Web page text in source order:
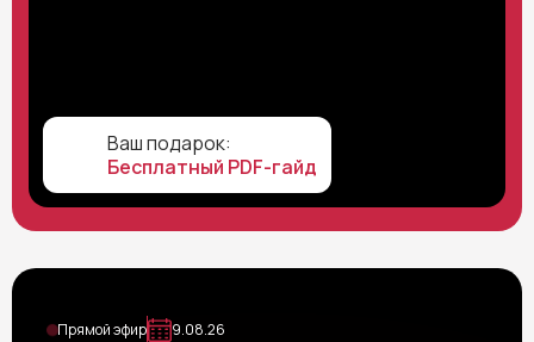
Ваш подарок:
Бесплатный PDF-гайд
Прямой эфир 9.08.26